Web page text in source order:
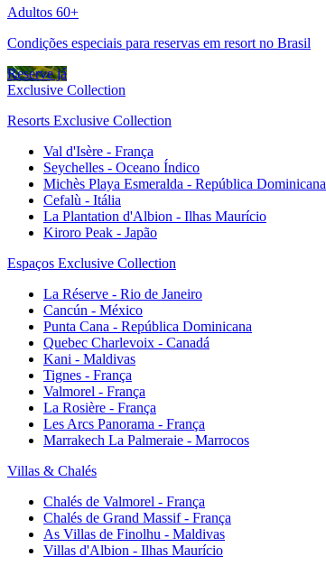
Adultos 60+
Condições especiais para reservas em resort no Brasil
Reserve já
Exclusive Collection
Resorts Exclusive Collection
Val d'Isère - França
Seychelles - Oceano Índico
Michès Playa Esmeralda - República Dominicana
Cefalù - Itália
La Plantation d'Albion - Ilhas Maurício
Kiroro Peak - Japão
Espaços Exclusive Collection
La Réserve - Rio de Janeiro
Cancún - México
Punta Cana - República Dominicana
Quebec Charlevoix - Canadá
Kani - Maldivas
Tignes - França
Valmorel - França
La Rosière - França
Les Arcs Panorama - França
Marrakech La Palmeraie - Marrocos
Villas & Chalés
Chalés de Valmorel - França
Chalés de Grand Massif - França
As Villas de Finolhu - Maldivas
Villas d'Albion - Ilhas Maurício